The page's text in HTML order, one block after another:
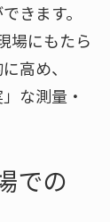
きます​。
場にもたら
高め、
な測量・
での